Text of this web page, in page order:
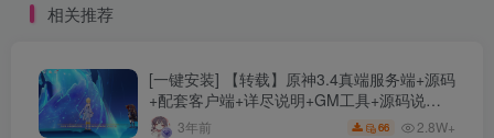
相关推荐
[一键安装] 【转载】原神3.4真端服务端+源码
+配套客户端+详尽说明+GM工具+源码说明
文件3年前 66 2.8W+